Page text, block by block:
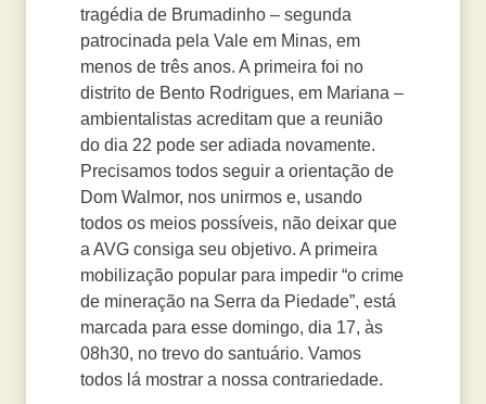
tragédia de Brumadinho – segunda
patrocinada pela Vale em Minas, em
menos de três anos. A primeira foi no
distrito de Bento Rodrigues, em Mariana –
ambientalistas acreditam que a reunião
do dia 22 pode ser adiada novamente.
Precisamos todos seguir a orientação de
Dom Walmor, nos unirmos e, usando
todos os meios possíveis, não deixar que
a AVG consiga seu objetivo. A primeira
mobilização popular para impedir “o crime
de mineração na Serra da Piedade”, está
marcada para esse domingo, dia 17, às
08h30, no trevo do santuário. Vamos
todos lá mostrar a nossa contrariedade.